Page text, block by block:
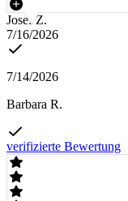
Josef Z.
7/16/2026
7/14/2026
Barbara R.
verifizierte Bewertung